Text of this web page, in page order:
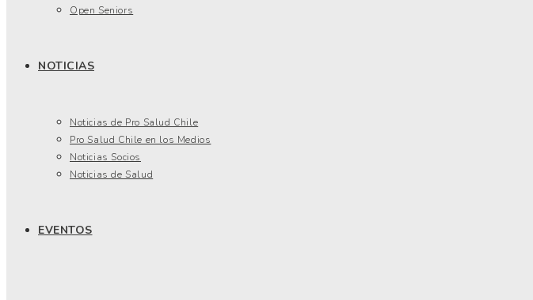
Open Seniors
NOTICIAS
Noticias de Pro Salud Chile
Pro Salud Chile en los Medios
Noticias Socios
Noticias de Salud
EVENTOS